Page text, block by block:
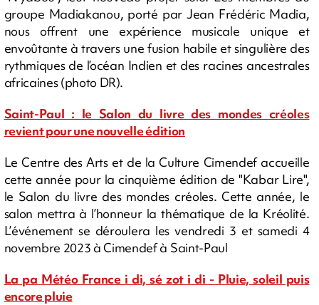
groupe Madiakanou, porté par Jean Frédéric Madia,
nous offrent une expérience musicale unique et
envoûtante à travers une fusion habile et singulière des
rythmiques de l’océan Indien et des racines ancestrales
africaines (photo DR).
Saint-Paul : le Salon du livre des mondes créoles
revient pour une nouvelle édition
Le Centre des Arts et de la Culture Cimendef accueille
cette année pour la cinquième édition de "Kabar Lire",
le Salon du livre des mondes créoles. Cette année, le
salon mettra à l’honneur la thématique de la Kréolité.
L’événement se déroulera les vendredi 3 et samedi 4
novembre 2023 à Cimendef à Saint-Paul
La pa Météo France i di, sé zot i di - Pluie, soleil puis
encore pluie